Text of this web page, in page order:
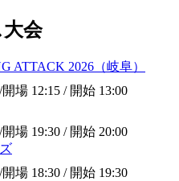
会
ATTACK 2026（岐阜）
/開場 12:15 / 開始 13:00
/開場 19:30 / 開始 20:00
/開場 18:30 / 開始 19:30